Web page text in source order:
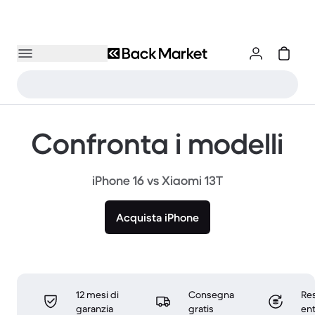
Confronta i modelli
iPhone 16 vs Xiaomi 13T
Acquista iPhone
12 mesi di
garanzia
Consegna
gratis